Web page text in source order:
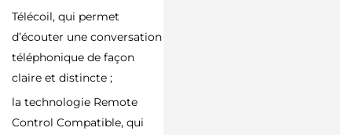
Télécoil, qui permet
d’écouter une conversation
téléphonique de façon
claire et distincte ;
la technologie Remote
Control Compatible, qui